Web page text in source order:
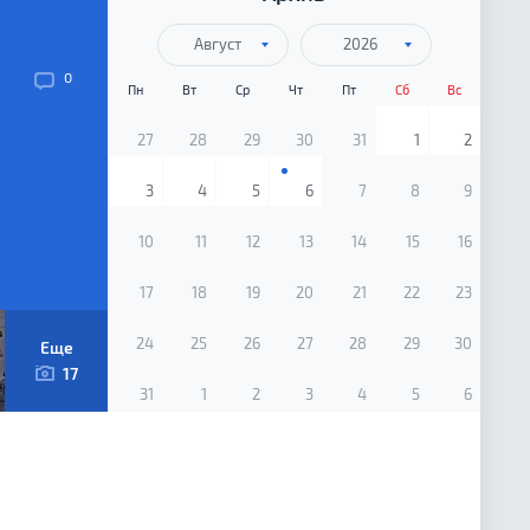
0
Еще
17
Август 2026
Пн Вт Ср Чт Пт Сб Вс
27 28 29 30 31 1 2
3 4 5 6 7 8 9
10 11 12 13 14 15 16
17 18 19 20 21 22 23
24 25 26 27 28 29 30
31 1 2 3 4 5 6